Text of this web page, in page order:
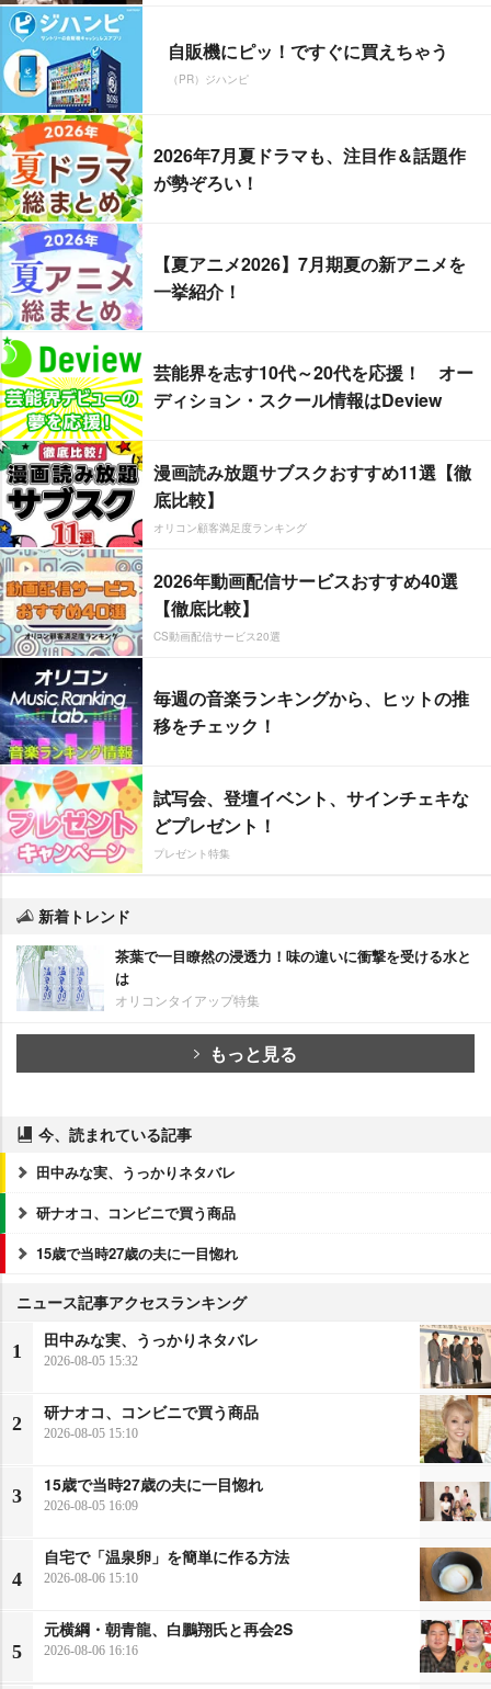
自販機にピッ！ですぐに買えちゃう
（PR）ジハンピ
2026年7月夏ドラマも、注目作＆話題作
が勢ぞろい！
【夏アニメ2026】7月期夏の新アニメを
一挙紹介！
芸能界を志す10代～20代を応援！ オー
ディション・スクール情報はDeview
漫画読み放題サブスクおすすめ11選【徹
底比較】
オリコン顧客満足度ランキング
2026年動画配信サービスおすすめ40選
【徹底比較】
CS動画配信サービス20選
毎週の音楽ランキングから、ヒットの推
移をチェック！
試写会、登壇イベント、サインチェキな
どプレゼント！
プレゼント特集
新着トレンド
茶葉で一目瞭然の浸透力！味の違いに衝撃を受ける水と
は
オリコンタイアップ特集
もっと見る
今、読まれている記事
田中みな実、うっかりネタバレ
研ナオコ、コンビニで買う商品
15歳で当時27歳の夫に一目惚れ
ニュース記事アクセスランキング
1
田中みな実、うっかりネタバレ
2026-08-05 15:32
2
研ナオコ、コンビニで買う商品
2026-08-05 15:10
3
15歳で当時27歳の夫に一目惚れ
2026-08-05 16:09
4
自宅で「温泉卵」を簡単に作る方法
2026-08-06 15:10
5
元横綱・朝青龍、白鵬翔氏と再会2S
2026-08-06 16:16